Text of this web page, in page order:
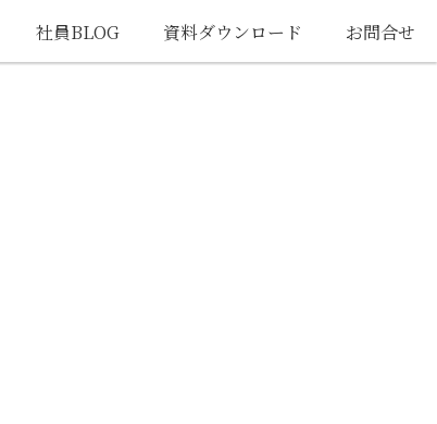
社員BLOG 資料ダウンロード お問合せ